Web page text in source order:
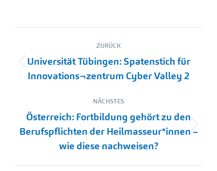
Kommentarnavigation
ZURÜCK
Vorheriger
Beitrag:
Universität Tübingen: Spatenstich für
Innovations¬zentrum Cyber Valley 2
NÄCHSTES
Nächster
Beitrag:
Österreich: Fortbildung gehört zu den
Berufspflichten der Heilmasseur*innen –
wie diese nachweisen?